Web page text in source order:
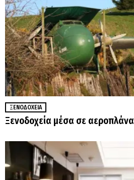
ΞΕΝΟΔΟΧΕΊΑ
Ξενοδοχεία μέσα σε